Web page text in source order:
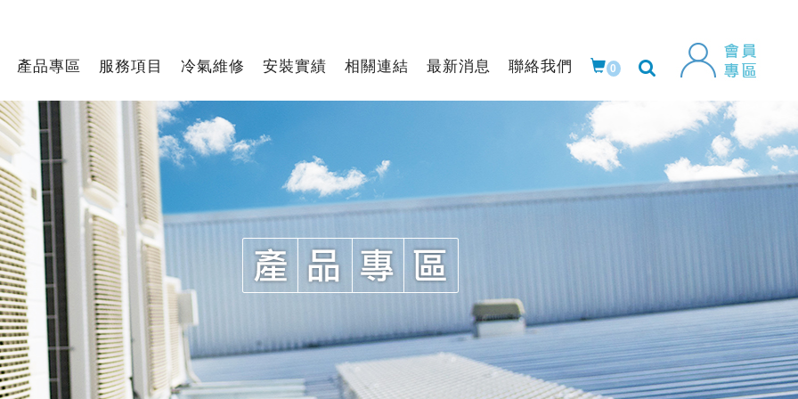
產品專區 服務項目 冷氣維修 安裝實績 相關連結 最新消息 聯絡我們 0